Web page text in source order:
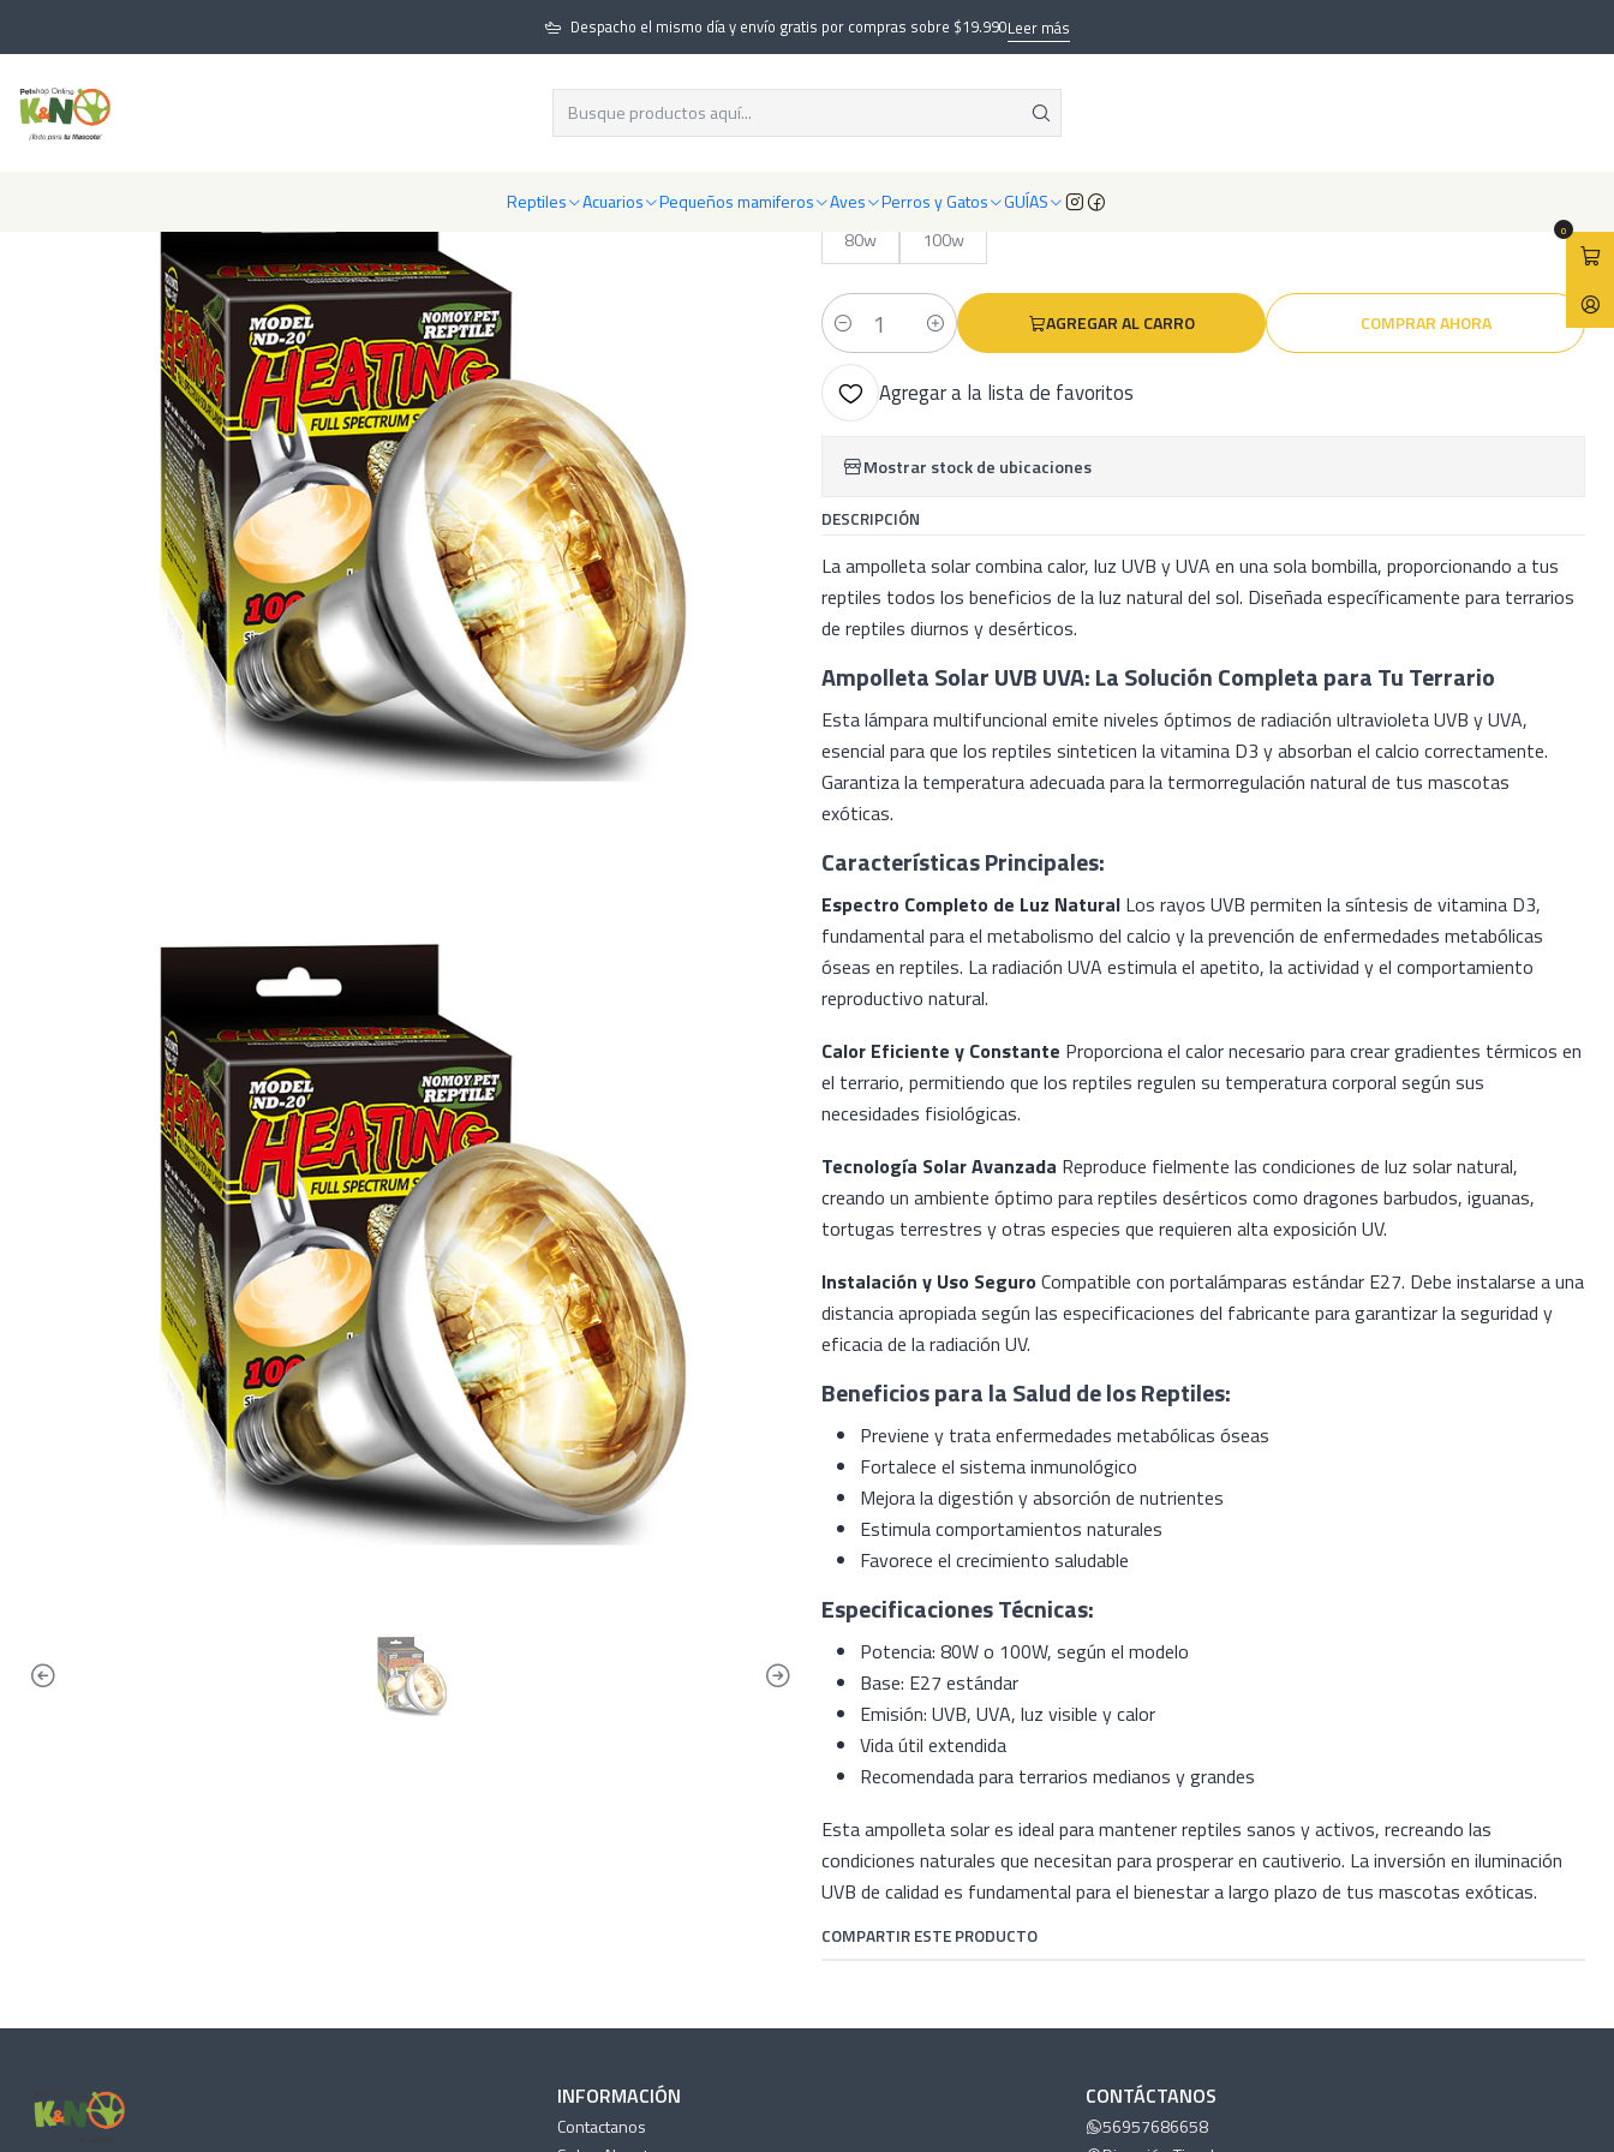
Reptiles Acuarios Pequeños mamiferos Aves Perros y Gatos GUÍAS
0
Despacho el mismo día y envío gratis por compras sobre $19.990Leer más
Reptiles Iluminación Halogenas y de Mercuro (3 en 1) Ampolleta Solar Calor Uvb y Uva
Ampolleta Solar Calor Uvb y Uva
ESCOGER POTENCIA
80w 100w
Cantidad
AGREGAR AL CARRO COMPRAR AHORA
Agregar a la lista de favoritos
Mostrar stock de ubicaciones
DESCRIPCIÓN
La ampolleta solar combina calor, luz UVB y UVA en una sola bombilla, proporcionando a tus
reptiles todos los beneficios de la luz natural del sol. Diseñada específicamente para terrarios
de reptiles diurnos y desérticos.
Ampolleta Solar UVB UVA: La Solución Completa para Tu Terrario
Esta lámpara multifuncional emite niveles óptimos de radiación ultravioleta UVB y UVA,
esencial para que los reptiles sinteticen la vitamina D3 y absorban el calcio correctamente.
Garantiza la temperatura adecuada para la termorregulación natural de tus mascotas
exóticas.
Características Principales:
Espectro Completo de Luz Natural Los rayos UVB permiten la síntesis de vitamina D3,
fundamental para el metabolismo del calcio y la prevención de enfermedades metabólicas
óseas en reptiles. La radiación UVA estimula el apetito, la actividad y el comportamiento
reproductivo natural.
Calor Eficiente y Constante Proporciona el calor necesario para crear gradientes térmicos en
el terrario, permitiendo que los reptiles regulen su temperatura corporal según sus
necesidades fisiológicas.
Tecnología Solar Avanzada Reproduce fielmente las condiciones de luz solar natural,
creando un ambiente óptimo para reptiles desérticos como dragones barbudos, iguanas,
tortugas terrestres y otras especies que requieren alta exposición UV.
Instalación y Uso SeguroCompatible con portalámparas estándar E27. Debe instalarse a una
distancia apropiada según las especificaciones del fabricante para garantizar la seguridad y
eficacia de la radiación UV.
Beneficios para la Salud de los Reptiles:
Previene y trata enfermedades metabólicas óseas
Fortalece el sistema inmunológico
Mejora la digestión y absorción de nutrientes
Estimula comportamientos naturales
Favorece el crecimiento saludable
Especificaciones Técnicas:
Potencia: 80W o 100W, según el modelo
Base: E27 estándar
Emisión: UVB, UVA, luz visible y calor
Vida útil extendida
Recomendada para terrarios medianos y grandes
Esta ampolleta solar es ideal para mantener reptiles sanos y activos, recreando las
condiciones naturales que necesitan para prosperar en cautiverio. La inversión en iluminación
UVB de calidad es fundamental para el bienestar a largo plazo de tus mascotas exóticas.
COMPARTIR ESTE PRODUCTO
INFORMACIÓN
Contactanos
CONTÁCTANOS
56957686658